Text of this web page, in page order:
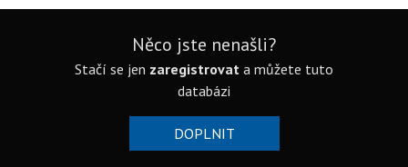
Něco jste nenašli?
Stačí se jen zaregistrovat a můžete tuto
databázi
DOPLNIT